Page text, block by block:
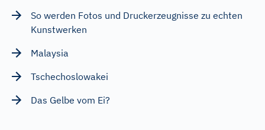
So werden Fotos und Druckerzeugnisse zu echten
Kunstwerken
Malaysia
Tschechoslowakei
Das Gelbe vom Ei?